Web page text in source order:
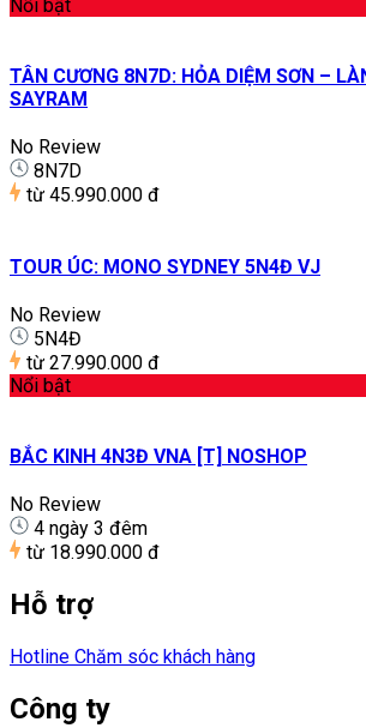
Nổi bật
TÂN CƯƠNG 8N7D: HỎA DIỆM SƠN –
SAYRAM
No Review
8N7D
từ 45.990.000 đ
TOUR ÚC: MONO SYDNEY 5N4Đ VJ
No Review
5N4Đ
từ 27.990.000 đ
Nổi bật
BẮC KINH 4N3Đ VNA [T] NOSHOP
No Review
4 ngày 3 đêm
từ 18.990.000 đ
Hỗ trợ
Hotline Chăm sóc khách hàng
Công ty